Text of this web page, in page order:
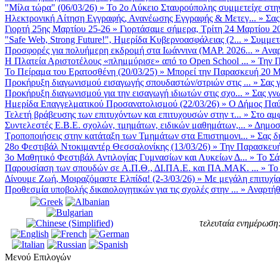
"Μίλα τώρα" (06/03/26) » Το 2ο Λύκειο Σταυρούπολης συμμετείχε
Ηλεκτρονική Αίτηση Εγγραφής, Ανανέωσης Εγγραφής & Μετεγ... »
Γιορτή 25ης Μαρτίου 25-26 » Γιορτάσαμε σήμερα, Τρίτη 24 Μαρτίου
"Safe Web, Strong Future!", Ημερίδα Κυβερνοασφάλειας (2... »
Προσφορές για πολυήμερη εκδρομή στα Ιωάννινα (ΜΑΡ. 2026... »
Η Πλατεία Αριστοτέλους «πλημμύρισε» από το Open School ... » Την
Το Πείραμα του Ερατοσθένη (20/03/25) » Μπορεί την Παρασκευή 20
Προκήρυξη διαγωνισμού εισαγωγής σπουδαστών/στριών στις ... » Σας
Προκήρυξη διαγωνισμού για την εισαγωγή ιδιωτών στις σχο... » Σας
Ημερίδα Επαγγελματικού Προσανατολισμού (22/03/26) » Ο Δήμος
Τελετή βράβευσης των επιτυχόντων και επιτυχουσών στην τ... » Στο
Συντελεστές Ε.Β.Ε. σχολών, τμημάτων, ειδικών μαθημάτων,... »
Τροποποιήσεις στην κατάταξη των Τμημάτων στα Επιστημονι... » Σας
28ο Φεστιβάλ Ντοκιμαντέρ Θεσσαλονίκης (13/03/26) » Την
3ο Μαθητικό Φεστιβάλ Αντιλογίας Γυμνασίων και Λυκείων Δ... » Το
Παρουσίαση των σπουδών σε Α.Π.Θ., ΔΙ.ΠΑ.Ε. και ΠΑ.ΜΑΚ. ... » Το
Δίνουμε Ζωή, Μοιραζόμαστε Ελπίδα! (2-3/03/26) » Με μεγάλη
Προθεσμία υποβολής δικαιολογητικών για τις σχολές στην ... »
τελευταία
Μενού Επιλογών